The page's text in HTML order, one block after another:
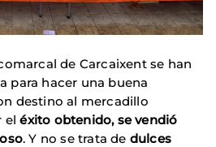
de Carcaixent se han
para hacer una buena
destino al mercadillo
eléxito obtenido, se vendió
. Y no se trata de dulces